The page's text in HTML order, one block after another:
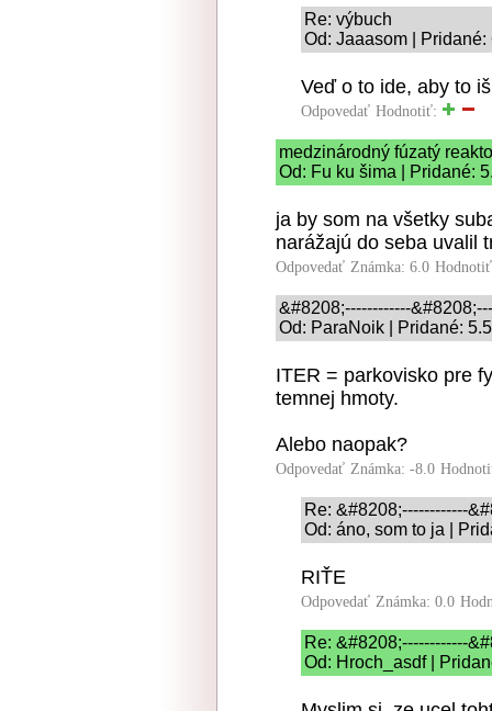
Re: výbuch
Od: Jaaasom | Pridané:
Veď o to ide, aby to
Odpovedať Hodnotiť:
medzinárodný fúzatý
Od: Fu ku šima | Pridané:
ja by som na všetky
narážajú do seba uvalil
Odpovedať Známka: 6.0
&#8208;------------&#8208;---
Od: ParaNoik | Pridané:
ITER = parkovisko pre
temnej hmoty.
Alebo naopak?
Odpovedať Známka: -8.0
Re: &#8208;------------
Od: áno, som to ja |
RIŤE
Odpovedať Známka: 0.0
Re: &#8208;------------
Od: Hroch_asdf |